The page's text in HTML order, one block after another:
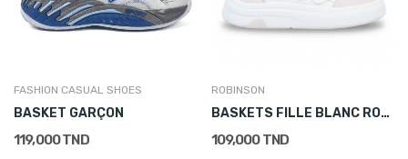
FASHION CASUAL SHOES
BASKET GARÇON
119,000 TND
ROBINSON
BASKETS FILLE BLANC ROSE
109,000 TND